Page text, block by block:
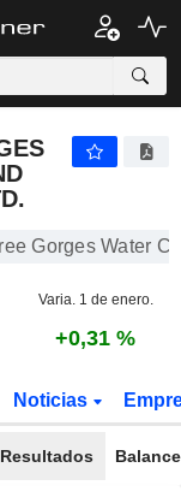
Gorges Water
Varia. 1 de enero.
+0,31 %
Noticias
Balance